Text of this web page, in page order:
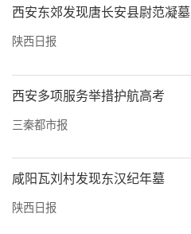
西安东郊发现唐长安县尉范凝墓
陕西日报
西安多项服务举措护航高考
三秦都市报
咸阳瓦刘村发现东汉纪年墓
陕西日报